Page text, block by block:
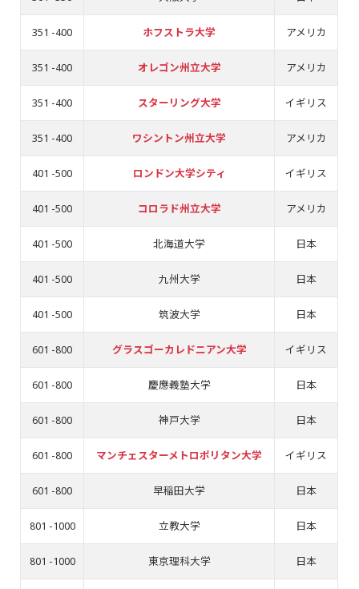
351 -400 ホフストラ大学 アメリカ
351 -400 オレゴン州立大学 アメリカ
351 -400 スターリング大学 イギリス
351 -400 ワシントン州立大学 アメリカ
401 -500 ロンドン大学シティ イギリス
401 -500 コロラド州立大学 アメリカ
401 -500 北海道大学 日本
401 -500 九州大学 日本
401 -500 筑波大学 日本
601 -800 グラスゴーカレドニアン大学 イギリス
601 -800 慶應義塾大学 日本
601 -800 神戸大学 日本
601 -800 マンチェスターメトロポリタン大学 イギリス
601 -800 早稲田大学 日本
801 -1000 立教大学 日本
801 -1000 東京理科大学 日本